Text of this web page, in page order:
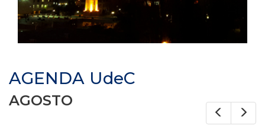
AGENDA UdeC
Prev
AGOSTO